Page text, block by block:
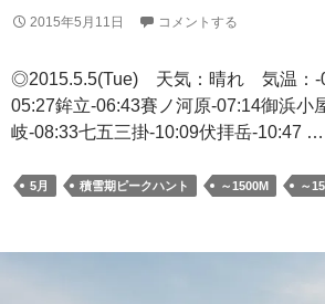
2015年5月11日 コメントする
◎2015.5.5(Tue) 天気：晴れ 気温：-
05:27鉾立-06:43賽ノ河原-07:14御浜小
岐-08:33七五三掛-10:09伏拝岳-10:47 …
5月 積雪期ピークハント ～1500M ～